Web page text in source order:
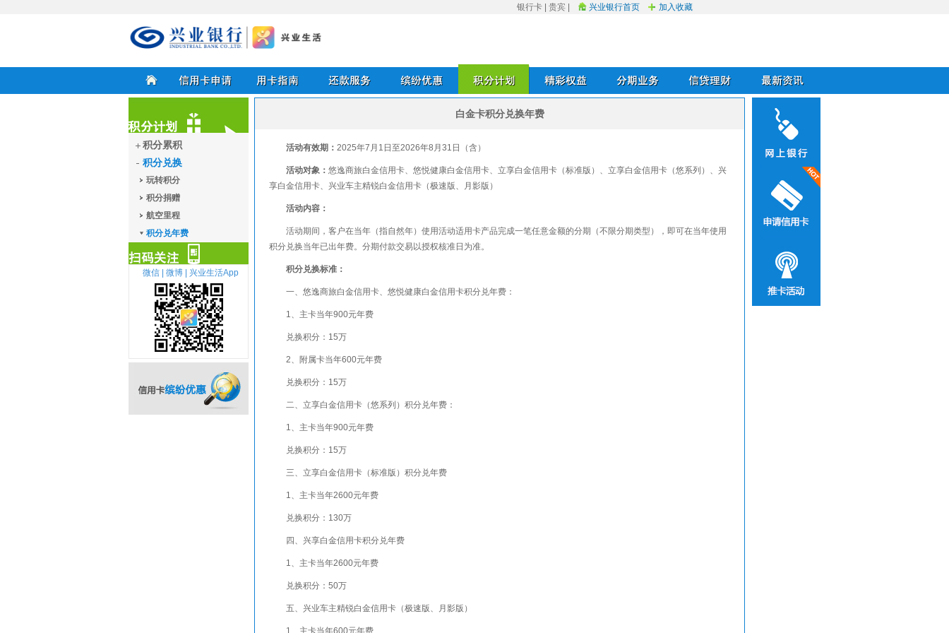
银行卡 贵宾 兴业银行首页 加入收藏
兴业银行信用卡
首页 信用卡申请 用卡指南
积分计划
积分累积
积分兑换
玩转积分
积分捐赠
航空里程
积分兑年费
扫描关注
微信 | 微博 | 兴业生活App
白金卡积分兑换年费
活动有效期： 2025年7月1日至2026年8月31日（含）
活动对象： 悠逸商旅白金信用卡、悠悦健康白金信用卡、立享白金信用卡（标准版）、立享白金信用卡（悠系列）、兴
享白金信用卡、兴业车主精锐白金信用卡（极速版、月影版）
活动内容：
活动期间，客户在当年（指自然年）使用活动适用卡产品完成一笔任意金额的分期（不限分期类型），即可在当年使用
积分兑换当年已出年费。分期付款交易以授权核准日为准。
积分兑换标准：
一、悠逸商旅白金信用卡、悠悦健康白金信用卡积分兑年费：
1、主卡当年900元年费
兑换积分：15万
2、附属卡当年600元年费
兑换积分：15万
二、立享白金信用卡（悠系列）积分兑年费：
1、主卡当年900元年费
兑换积分：15万
三、立享白金信用卡（标准版）积分兑年费
1、主卡当年2600元年费
兑换积分：130万
四、兴享白金信用卡积分兑年费
1、主卡当年2600元年费
兑换积分：50万
五、兴业车主精锐白金信用卡（极速版、月影版）
1、主卡当年600元年费